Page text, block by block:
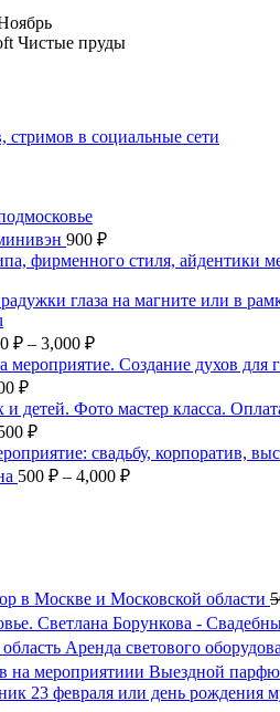
900 ₽
₽ – 3,000 ₽
₽
₽
500 ₽ – 4,000 ₽
в Москве и Московской области
Светлана Борункова -
Аренда светового
Выездной